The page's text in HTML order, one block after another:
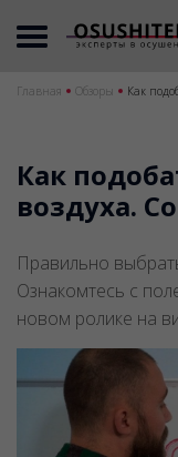
Главная Обзоры Как
Как
воздуха.
Правильно
Ознакомтесь с
новом ролике на